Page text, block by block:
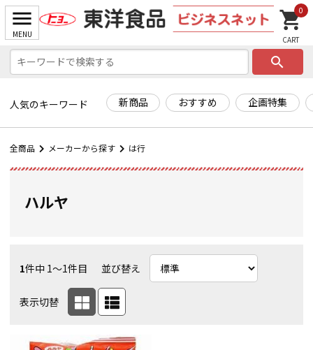
search
人気のキーワード 新商品 おすすめ 企画特集
0
全商品 メーカーから探す は行
ハルヤ
1件中 1〜1件目 並び替え
表示切替